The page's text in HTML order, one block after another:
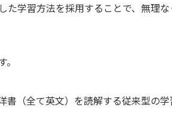
学習方法を採用することで、無理
（全て英文）を読解する従来型の